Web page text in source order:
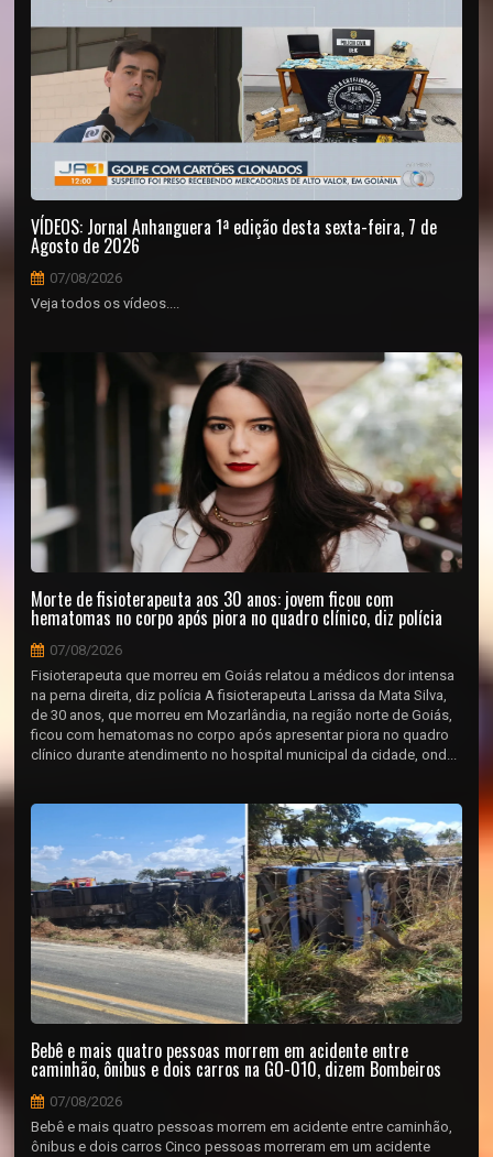
VÍDEOS: Jornal Anhanguera 1ª edição desta sexta-feira, 7 de
Agosto de 2026
07/08/2026
Veja todos os vídeos....
Morte de fisioterapeuta aos 30 anos: jovem ficou com
hematomas no corpo após piora no quadro clínico, diz polícia
07/08/2026
Fisioterapeuta que morreu em Goiás relatou a médicos dor intensa
na perna direita, diz polícia A fisioterapeuta Larissa da Mata Silva,
de 30 anos, que morreu em Mozarlândia, na região norte de Goiás,
ficou com hematomas no corpo após apresentar piora no quadro
clínico durante atendimento no hospital municipal da cidade, ond...
Bebê e mais quatro pessoas morrem em acidente entre
caminhão, ônibus e dois carros na GO-010, dizem Bombeiros
07/08/2026
Bebê e mais quatro pessoas morrem em acidente entre caminhão,
ônibus e dois carros Cinco pessoas morreram em um acidente